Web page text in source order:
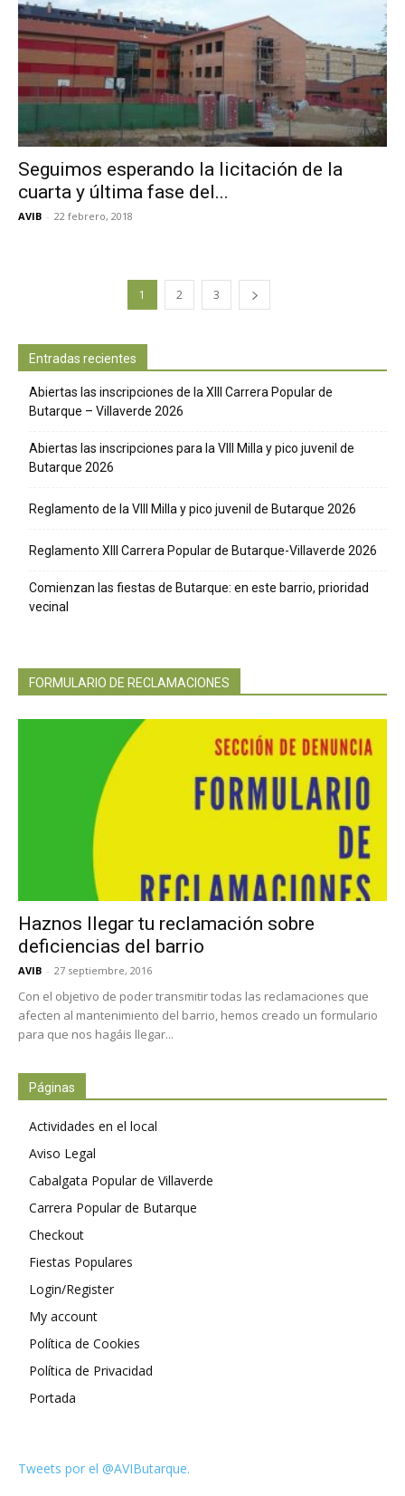
Seguimos esperando la licitación de la
cuarta y última fase del...
AVIB - 22 febrero, 2018
1 2 3
Entradas recientes
Abiertas las inscripciones de la XIII Carrera Popular de
Butarque – Villaverde 2026
Abiertas las inscripciones para la VIII Milla y pico juvenil de
Butarque 2026
Reglamento de la VIII Milla y pico juvenil de Butarque 2026
Reglamento XIII Carrera Popular de Butarque-Villaverde 2026
Comienzan las fiestas de Butarque: en este barrio, prioridad
vecinal
FORMULARIO DE RECLAMACIONES
Haznos llegar tu reclamación sobre
deficiencias del barrio
AVIB - 27 septiembre, 2016
Con el objetivo de poder transmitir todas las reclamaciones que
afecten al mantenimiento del barrio, hemos creado un formulario
para que nos hagáis llegar...
Páginas
Actividades en el local
Aviso Legal
Cabalgata Popular de Villaverde
Carrera Popular de Butarque
Checkout
Fiestas Populares
Login/Register
My account
Política de Cookies
Política de Privacidad
Portada
Tweets por el @AVIButarque.